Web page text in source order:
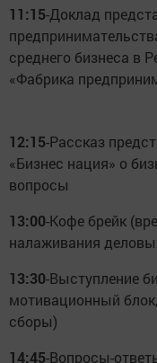
11:15-Доклад
среднего бизнеса в
«Фабрика
12:15-Рассказ
«Бизнес нация» о
вопросы
13:00-Кофе брейк
налаживания
13:30-Выступление
мотивационный
сборы)
14:45-Вопросы-